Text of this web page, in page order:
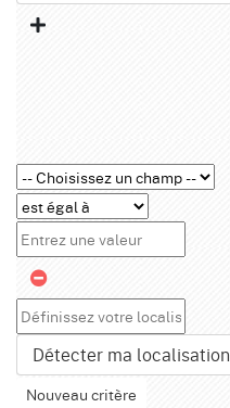
Détecter ma localisation
Nouveau critère